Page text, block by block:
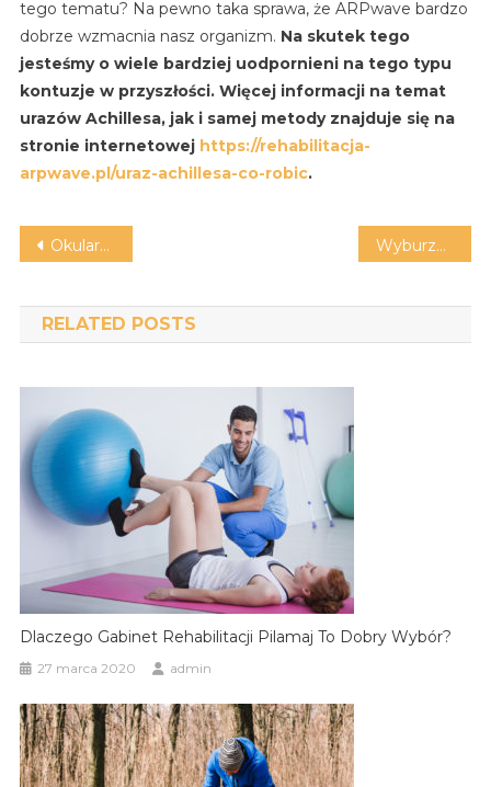
tego tematu? Na pewno taka sprawa, że ARPwave bardzo
dobrze wzmacnia nasz organizm. Na skutek tego
jesteśmy o wiele bardziej uodpornieni na tego typu
kontuzje w przyszłości. Więcej informacji na temat
urazów Achillesa, jak i samej metody znajduje się na
stronie internetowej https://rehabilitacja-
arpwave.pl/uraz-achillesa-co-robic.
Nawigacja
Okulary do pływania – co warto wybrać? Wyburzenia i wykopy
RELATED POSTS
Dlaczego Gabinet Rehabilitacji Pilamaj To Dobry Wybór?
27 marca 2020 admin